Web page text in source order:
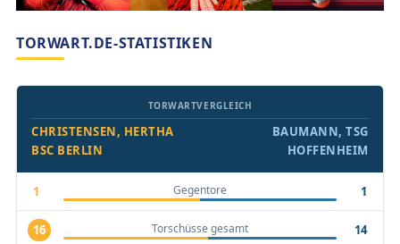
TORWART.DE-STATISTIKEN
CHRISTENSEN, HERTHA
BSC BERLIN
TORWARTVERGLEICH
BAUMANN, TSG
HOFFENHEIM
1 Gegentore 1
16 Torschüsse gesamt 14